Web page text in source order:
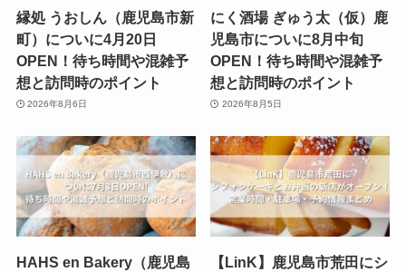
縁処 うおしん（鹿児島市新
町）についに4月20日
OPEN！待ち時間や混雑予
想と訪問時のポイント
2026年8月6日
にく酒場 ぎゅう太（仮）鹿
児島市についに8月中旬
OPEN！待ち時間や混雑予
想と訪問時のポイント
2026年8月5日
HAHS en Bakery（鹿児島
【LinK】鹿児島市荒田にシ